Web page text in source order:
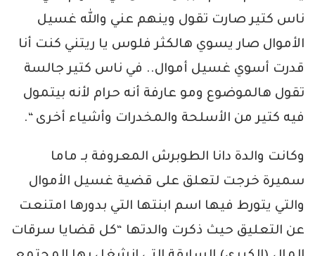
ناس كتير صارت تقول وينهم عني والله غسيل
الأموال صار يسوي هالكثر فلوس يا ريتني كنت أنا
قدرت أسوي غسيل أموال.. في ناس كتير جالسة
تقول هالموضوع ومو عارفة أنه حرام لأنه بيتمول
فيه كتير من الأسلحة والمخدرات وأشياء أخرى “.
وكانت والدة دانا الطوبرش المعروفة بـ ماما
سميرة خرجت لتعلق على قضية غسيل الأموال
والتي يتورط فيها اسم ابنتها التي بدورها امتنعت
عن التعليق حيث ذكرت والدتها “كل قضايا سرقات